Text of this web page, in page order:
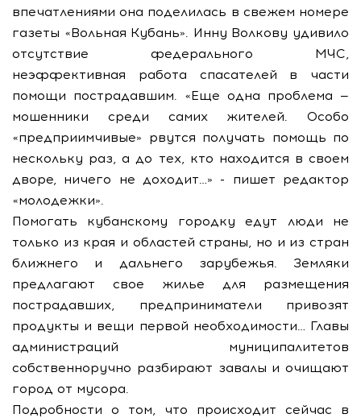
впечатлениями она поделилась в свежем номере
газеты «Вольная Кубань». Инну Волкову удивило
отсутствие федерального МЧС,
неэффективная работа спасателей в части
помощи пострадавшим. «Еще одна проблема —
мошенники среди самих жителей. Особо
«предприимчивые» рвутся получать помощь по
нескольку раз, а до тех, кто находится в своем
дворе, ничего не доходит…» - пишет редактор
«молодежки».
Помогать кубанскому городку едут люди не
только из края и областей страны, но и из стран
ближнего и дальнего зарубежья. Земляки
предлагают свое жилье для размещения
пострадавших, предприниматели привозят
продукты и вещи первой необходимости… Главы
администраций муниципалитетов
собственноручно разбирают завалы и очищают
город от мусора.
Подробности о том, что происходит сейчас в